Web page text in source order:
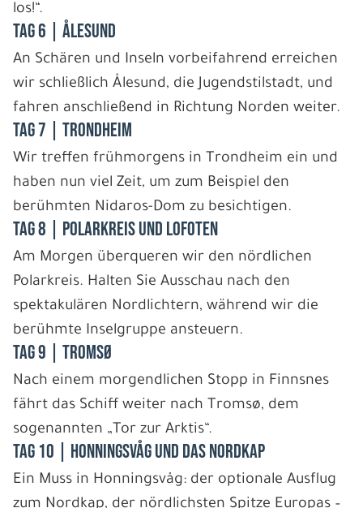
los!“.
Tag 6 | Ålesund
An Schären und Inseln vorbeifahrend erreichen
wir schließlich Ålesund, die Jugendstilstadt, und
fahren anschließend in Richtung Norden weiter.
Tag 7 | Trondheim
Wir treffen frühmorgens in Trondheim ein und
haben nun viel Zeit, um zum Beispiel den
berühmten Nidaros-Dom zu besichtigen.
Tag 8 | Polarkreis und Lofoten
Am Morgen überqueren wir den nördlichen
Polarkreis. Halten Sie Ausschau nach den
spektakulären Nordlichtern, während wir die
berühmte Inselgruppe ansteuern.
Tag 9 | Tromsø
Nach einem morgendlichen Stopp in Finnsnes
fährt das Schiff weiter nach Tromsø, dem
sogenannten „Tor zur Arktis“.
Tag 10 | Honningsvåg und das Nordkap
Ein Muss in Honningsvåg: der optionale Ausflug
zum Nordkap, der nördlichsten Spitze Europas –